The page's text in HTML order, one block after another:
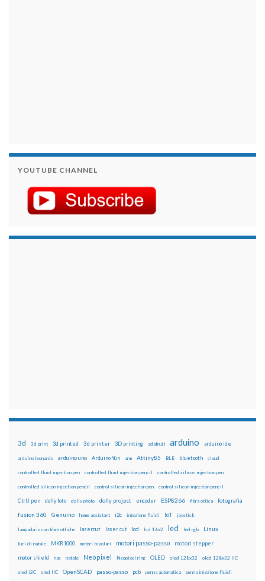
YOUTUBE CHANNEL
3d 3d print 3d printed 3d printer 3D printing adafruit arduino arduino ide
arduino leonardo arduino uno Arduino Yún arm Attiny85 BLE bluetooth cloud
controlled fluid injection pen controlled fluid injection pencil controlled silicon injection pen
controlled silicon injection pencil control silicon injection pen control silicon injection pencil
CtrlJ pen dolly foto dolly photo dolly project encoder ESP8266 fibra ottica fotografia
fusion 360 Genuino home assistant i2c iniezione fluidi IoT joystick
lampadario con fibre ottiche lasercut laser cut lcd lcd 16x2 led led rgb Linux
luci di natale MKR1000 motori bipolari motori passo-passo motori stepper
motor shield nas natale Neopixel Neopixel ring OLED oled 128x32 oled 128x32 IIC
oled i2C oled IIC OpenSCAD passo-passo pcb penna automatica penna iniezione fluidi